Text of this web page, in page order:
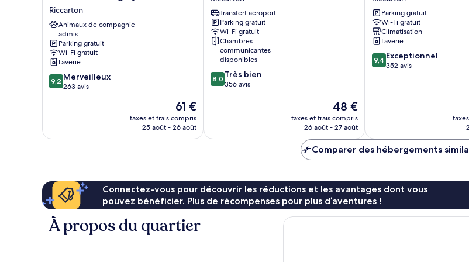
queen,
single,
rollaway)
Christchurch
Hagley
Park
Riccarton
Riccarton
Animaux de compagnie
admis
Parking gratuit
Wi-Fi gratuit
Laverie
9.2
sur
9,2 Merveilleux
263 avis
Le
nouveau
prix
61 €
taxes et frais compris
25 août - 26 août
Riccarton
Transfert aéroport
Parking gratuit
Wi-Fi gratuit
Chambres
communicantes
disponibles
8.0
sur
8,0 Très bien
356 avis
Le
nouveau
prix
de
48 €
48 €
taxes et frais compris
26 août - 27 août
Lodge
Riccarton
Parking gratuit
Wi-Fi gratuit
Climatisation
Laverie
9.4
sur
9,4 Exceptionnel
352 avis
Comparer des hébergements
Connectez-vous pour découvrir les réductions et les avantages dont vous
pouvez bénéficier. Plus de récompenses pour plus d’aventures !
À propos du quartier